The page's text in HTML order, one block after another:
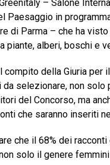
– Salone
Paesaggio in
di Parma – che ha
piante, alberi, boschi e
compito della Giuria per
da selezionare, non solo
del Concorso, ma
che saranno inseriti
che il 68% dei racconti
solo il genere